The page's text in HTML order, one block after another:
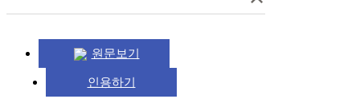
원문보기
인용하기